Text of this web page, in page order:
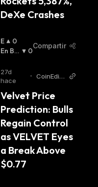
DeXe Crashes
E
N
L
Z
0
En Baj
0
Compartir
27d
hace
• CoinEditi
Velvet Price
Prediction: Bulls
Regain Control
as VELVET Eyes
a Break Above
$0.77